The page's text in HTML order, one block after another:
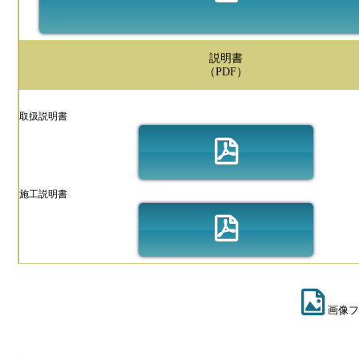
説明書
（PDF）
取扱説明書
施工説明書
画像